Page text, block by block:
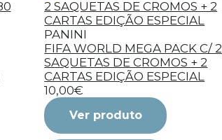
PANINI
FIFA WORLD MEGA PACK C/ 2
SAQUETAS DE CROMOS + 2
CARTAS EDIÇÃO ESPECIAL
10,00€
Ver produto